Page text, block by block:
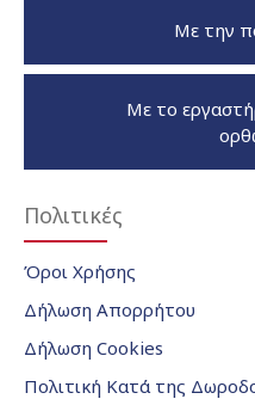
Με την
Με το
Πολιτικές
Όροι Χρήσης
Δήλωση Απορρήτου
Δήλωση Cookies
Πολιτική Κατά της